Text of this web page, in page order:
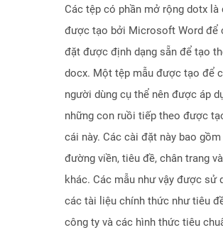
Các tệp có phần mở rộng dotx là
được tạo bởi Microsoft Word để
đặt được định dạng sẵn để tạo
docx. Một tệp mẫu được tạo để
người dùng cụ thể nên được áp
những con ruồi tiếp theo được
cái này. Các cài đặt này bao
đường viền, tiêu đề, chân trang
khác. Các mẫu như vậy được sử
các tài liệu chính thức như tiêu
công ty và các hình thức tiêu